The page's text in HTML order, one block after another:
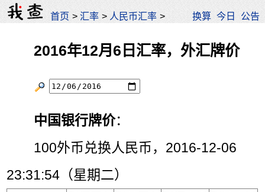
首页 >汇率 > 人民币汇率 > 换算 今日 公告
2016年12月6日汇率，外汇牌价
中国银行牌价：
100外币兑换人民币，2016-12-06
23:31:54（星期二）